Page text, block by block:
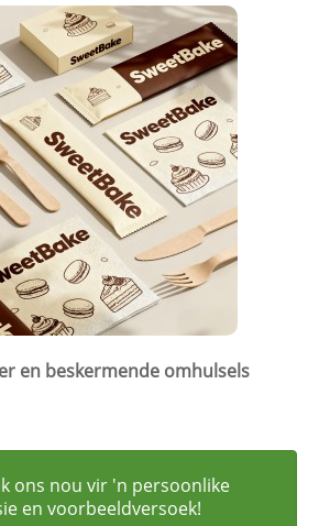
en beskermende omhulsels
ons ​​nou vir 'n persoonlike
en voorbeeldversoek!